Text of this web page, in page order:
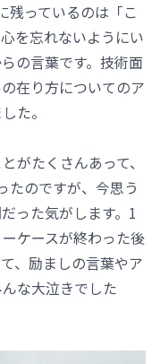
残っているのは「こ
を忘れないようにい
の言葉です。技術面
在り方についてのア
た。
がたくさんあって、
たのですが、今思う
った気がします。1
ケースが終わった後
、励ましの言葉やア
な大泣きでした